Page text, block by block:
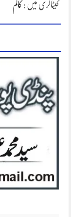
کیٹاگری میں : کالم